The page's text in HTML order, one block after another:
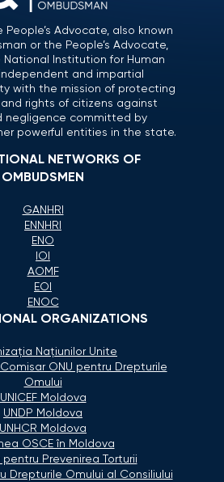
People’s Advocate, also known
or the People’s Advocate,
Institution for Human
and impartial
with the mission of protecting
rights of citizens against
negligence committed by
powerful entities in the state.
NETWORKS OF
OMBUDSMEN
GANHRI
ENNHRI
ENO
IOI
AOMF
EOI
ENOC
ORGANIZATIONS
Naţiunilor Unite
ONU pentru Drepturile
Omului
UNICEF Moldova
UNDP Moldova
UNHCR Moldova
OSCE în Moldova
Prevenirea Torturii
Drepturile Omului al Consiliului